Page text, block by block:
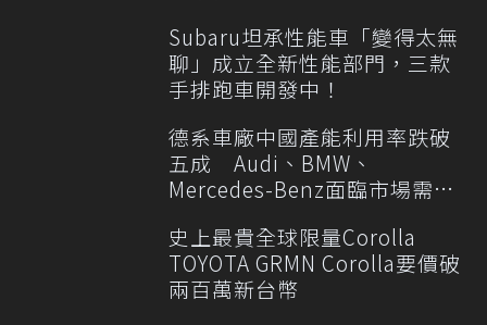
Subaru坦承性能車「變得太無
聊」成立全新性能部門，三款
手排跑車開發中！
德系車廠中國產能利用率跌破
五成 Audi、BMW、
Mercedes-Benz面臨市場需求
史上最貴全球限量Corolla
TOYOTA GRMN Corolla要價破
兩百萬新台幣